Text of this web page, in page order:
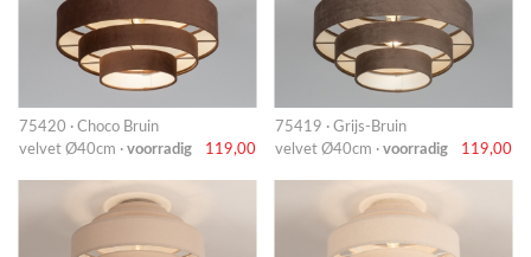
75420 · Choco Bruin
velvet Ø40cm · voorradig 119,00
75419 · Grijs-Bruin
velvet Ø40cm · voorradig 119,00